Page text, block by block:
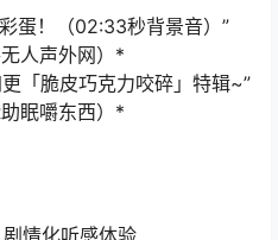
蛋！（02:33秒背景音）”
人声外网）*
「脆皮巧克力咬碎」特辑~”
眠嚼东西）*